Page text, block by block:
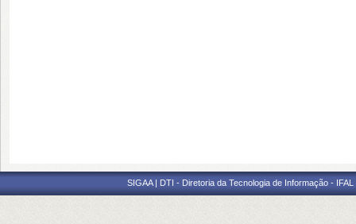
SIGAA | DTI - Diretoria da Tecnologia de Informação -